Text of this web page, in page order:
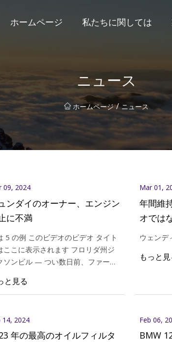
ホームページ 私たちに関しては
ニュース
ホームページ / ニュース
オイル フィルター ハウジング
: ボルトが折れた場合の修理方
Mar 09, 2024
ヒュン
09, 2024
ンダイのオーナー、エンジン
に不満
5 の例 このビデオのビデオ タイト
ここに表示されます フロリダ州ジ
ソンビル — つい数日前、ファース
共通の問題を抱えていることをお話
と見る
Mar 01,
年間維
オでは
ウェンデ
もっと見
14, 2024
年の最高のオイルフィルタ
Feb 06,
BMW